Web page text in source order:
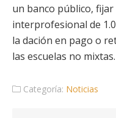
un banco público,
interprofesional de
la dación en pago o
las escuelas no mixtas.
Categoría: Noticias